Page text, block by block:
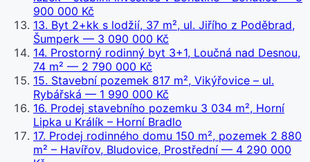
900 000 Kč
13. Byt 2+kk s lodžií, 37 m², ul. Jiřího z Poděbrad,
Šumperk — 3 090 000 Kč
14. Prostorný rodinný byt 3+1, Loučná nad Desnou,
74 m² — 2 790 000 Kč
15. Stavební pozemek 817 m², Vikýřovice – ul.
Rybářská — 1 990 000 Kč
16. Prodej stavebního pozemku 3 034 m², Horní
Lipka u Králík – Horní Bradlo
17. Prodej rodinného domu 150 m², pozemek 2 880
m² – Havířov, Bludovice, Prostřední — 4 290 000